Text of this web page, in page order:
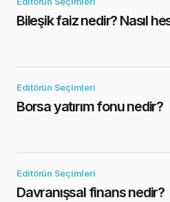
Bileşik faiz nedir? Nasıl
Editörün Seçimleri
Borsa yatırım fonu nedir?
Editörün Seçimleri
Davranışsal finans nedir?